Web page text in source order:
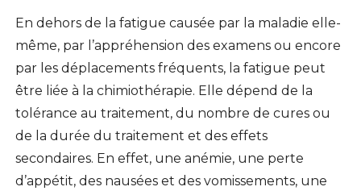
En dehors de la fatigue causée par la maladie elle-
même, par l’appréhension des examens ou encore
par les déplacements fréquents, la fatigue peut
être liée à la chimiothérapie. Elle dépend de la
tolérance au traitement, du nombre de cures ou
de la durée du traitement et des effets
secondaires. En effet, une anémie, une perte
d’appétit, des nausées et des vomissements, une